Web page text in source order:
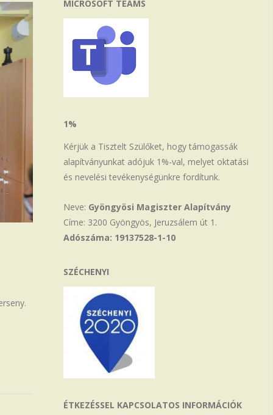
MICROSOFT TEAMS
1%
Kérjük a Tisztelt Szülőket, hogy támogassák
alapítványunkat adójuk 1%-val, melyet oktatási
és nevelési tevékenységünkre fordítunk.
Neve: Gyöngyösi Magiszter Alapítvány
Címe: 3200 Gyöngyös, Jeruzsálem út 1.
Adószáma: 19137528-1-10
SZÉCHENYI
ÉTKEZÉSSEL KAPCSOLATOS INFORMÁCIÓK